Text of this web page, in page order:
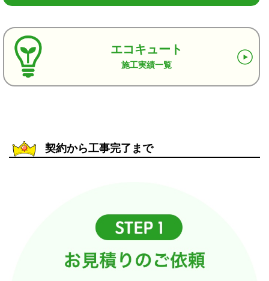
エコキュート
施工実績一覧
契約から工事完了まで